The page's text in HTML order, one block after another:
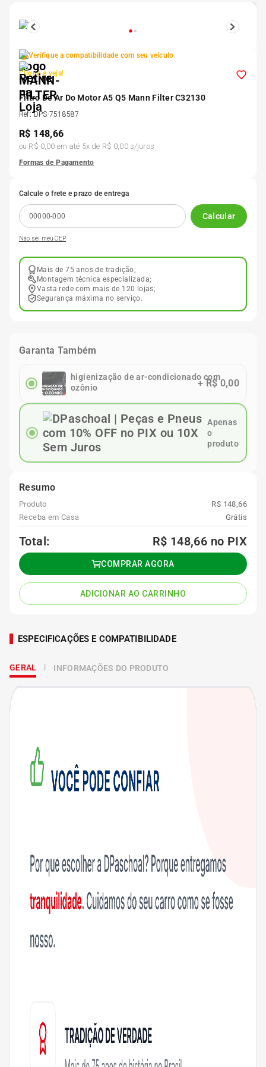
Verifique a compatibilidade com seu veículo
Clique e veja!
Filtro De Ar Do Motor A5 Q5 Mann Filter C32130
Ref: DPS-7518587
R$ 148,66
ou R$ 0,00 em até 5x de R$ 0,00s/juros
Formas de Pagamento
Calcule o frete e prazo de entrega
Calcular
Não sei meu CEP
Mais de 75 anos de tradição;
Montagem técnica especializada;
Vasta rede com mais de 120 lojas;
Segurança máxima no serviço.
Garanta Também
higienização de ar-condicionado com
ozônio
+R$ 0,00
Apenas
o
produto
Resumo
Produto
R$ 148,66
Receba em Casa
Grátis
Total: R$ 148,66 no PIX
COMPRAR AGORA
ADICIONAR AO CARRINHO
ESPECIFICAÇÕES E COMPATIBILIDADE
GERAL INFORMAÇÕES DO PRODUTO
5
6º 185 65r15
7º 185 60r15
9º Pneu
10º 175 65 14